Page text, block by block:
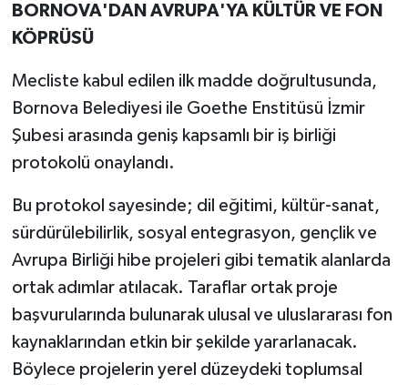
BORNOVA'DAN AVRUPA'YA KÜLTÜR VE FON
KÖPRÜSÜ
Mecliste kabul edilen ilk madde doğrultusunda,
Bornova Belediyesi ile Goethe Enstitüsü İzmir
Şubesi arasında geniş kapsamlı bir iş birliği
protokolü onaylandı.
Bu protokol sayesinde; dil eğitimi, kültür-sanat,
sürdürülebilirlik, sosyal entegrasyon, gençlik ve
Avrupa Birliği hibe projeleri gibi tematik alanlarda
ortak adımlar atılacak. Taraflar ortak proje
başvurularında bulunarak ulusal ve uluslararası fon
kaynaklarından etkin bir şekilde yararlanacak.
Böylece projelerin yerel düzeydeki toplumsal